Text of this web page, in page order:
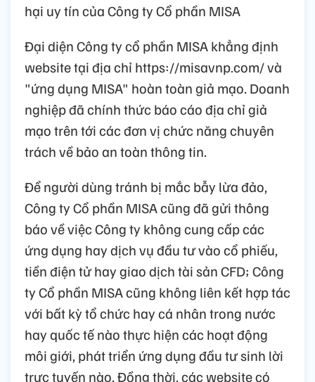
hại uy tín của Công ty Cổ phần MISA
Đại diện Công ty cổ phần MISA khẳng định
website tại địa chỉ https://misavnp.com/ và
"ứng dụng MISA" hoàn toàn giả mạo. Doanh
nghiệp đã chính thức báo cáo địa chỉ giả
mạo trên tới các đơn vị chức năng chuyên
trách về bảo an toàn thông tin.
Để người dùng tránh bị mắc bẫy lừa đảo,
Công ty Cổ phần MISA cũng đã gửi thông
báo về việc Công ty không cung cấp các
ứng dụng hay dịch vụ đầu tư vào cổ phiếu,
tiền điện tử hay giao dịch tài sản CFD; Công
ty Cổ phần MISA cũng không liên kết hợp tác
với bất kỳ tổ chức hay cá nhân trong nước
hay quốc tế nào thực hiện các hoạt động
môi giới, phát triển ứng dụng đầu tư sinh lời
trực tuyến nào. Đồng thời, các website có